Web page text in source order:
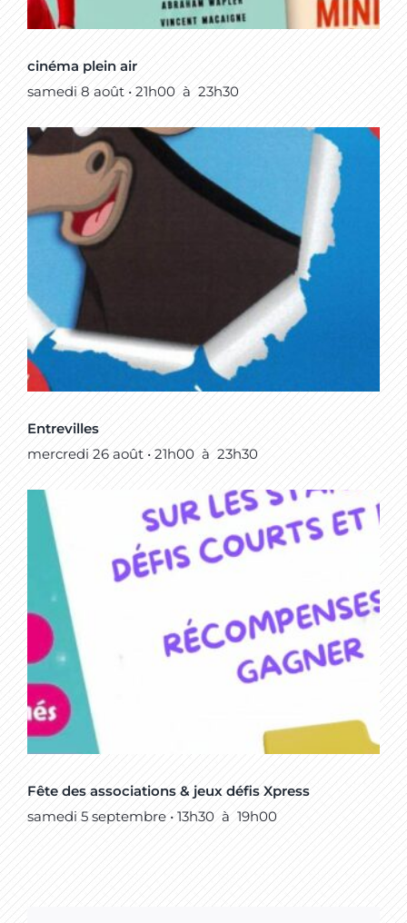
cinéma plein air
samedi 8 août • 21h00 à 23h30
Entrevilles
mercredi 26 août • 21h00 à 23h30
Fête des associations & jeux défis Xpress
samedi 5 septembre • 13h30 à 19h00